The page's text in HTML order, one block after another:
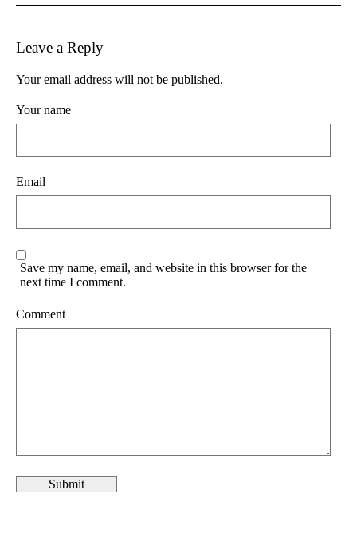
Leave a Reply
Your email address will not be published.
Your name
Email
Save my name, email, and website in this browser for the
next time I comment.
Comment